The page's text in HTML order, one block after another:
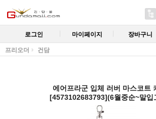
로그인 마이페이지 장바구니
프리오더 건담
에어프라군 입체 러버 마스코트
[4573102683793](6월중순~말입